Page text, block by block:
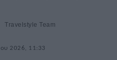
Travelstyle Team
2026, 11:33